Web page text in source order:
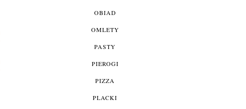
OBIAD
OMLETY
PASTY
PIEROGI
PIZZA
PLACKI